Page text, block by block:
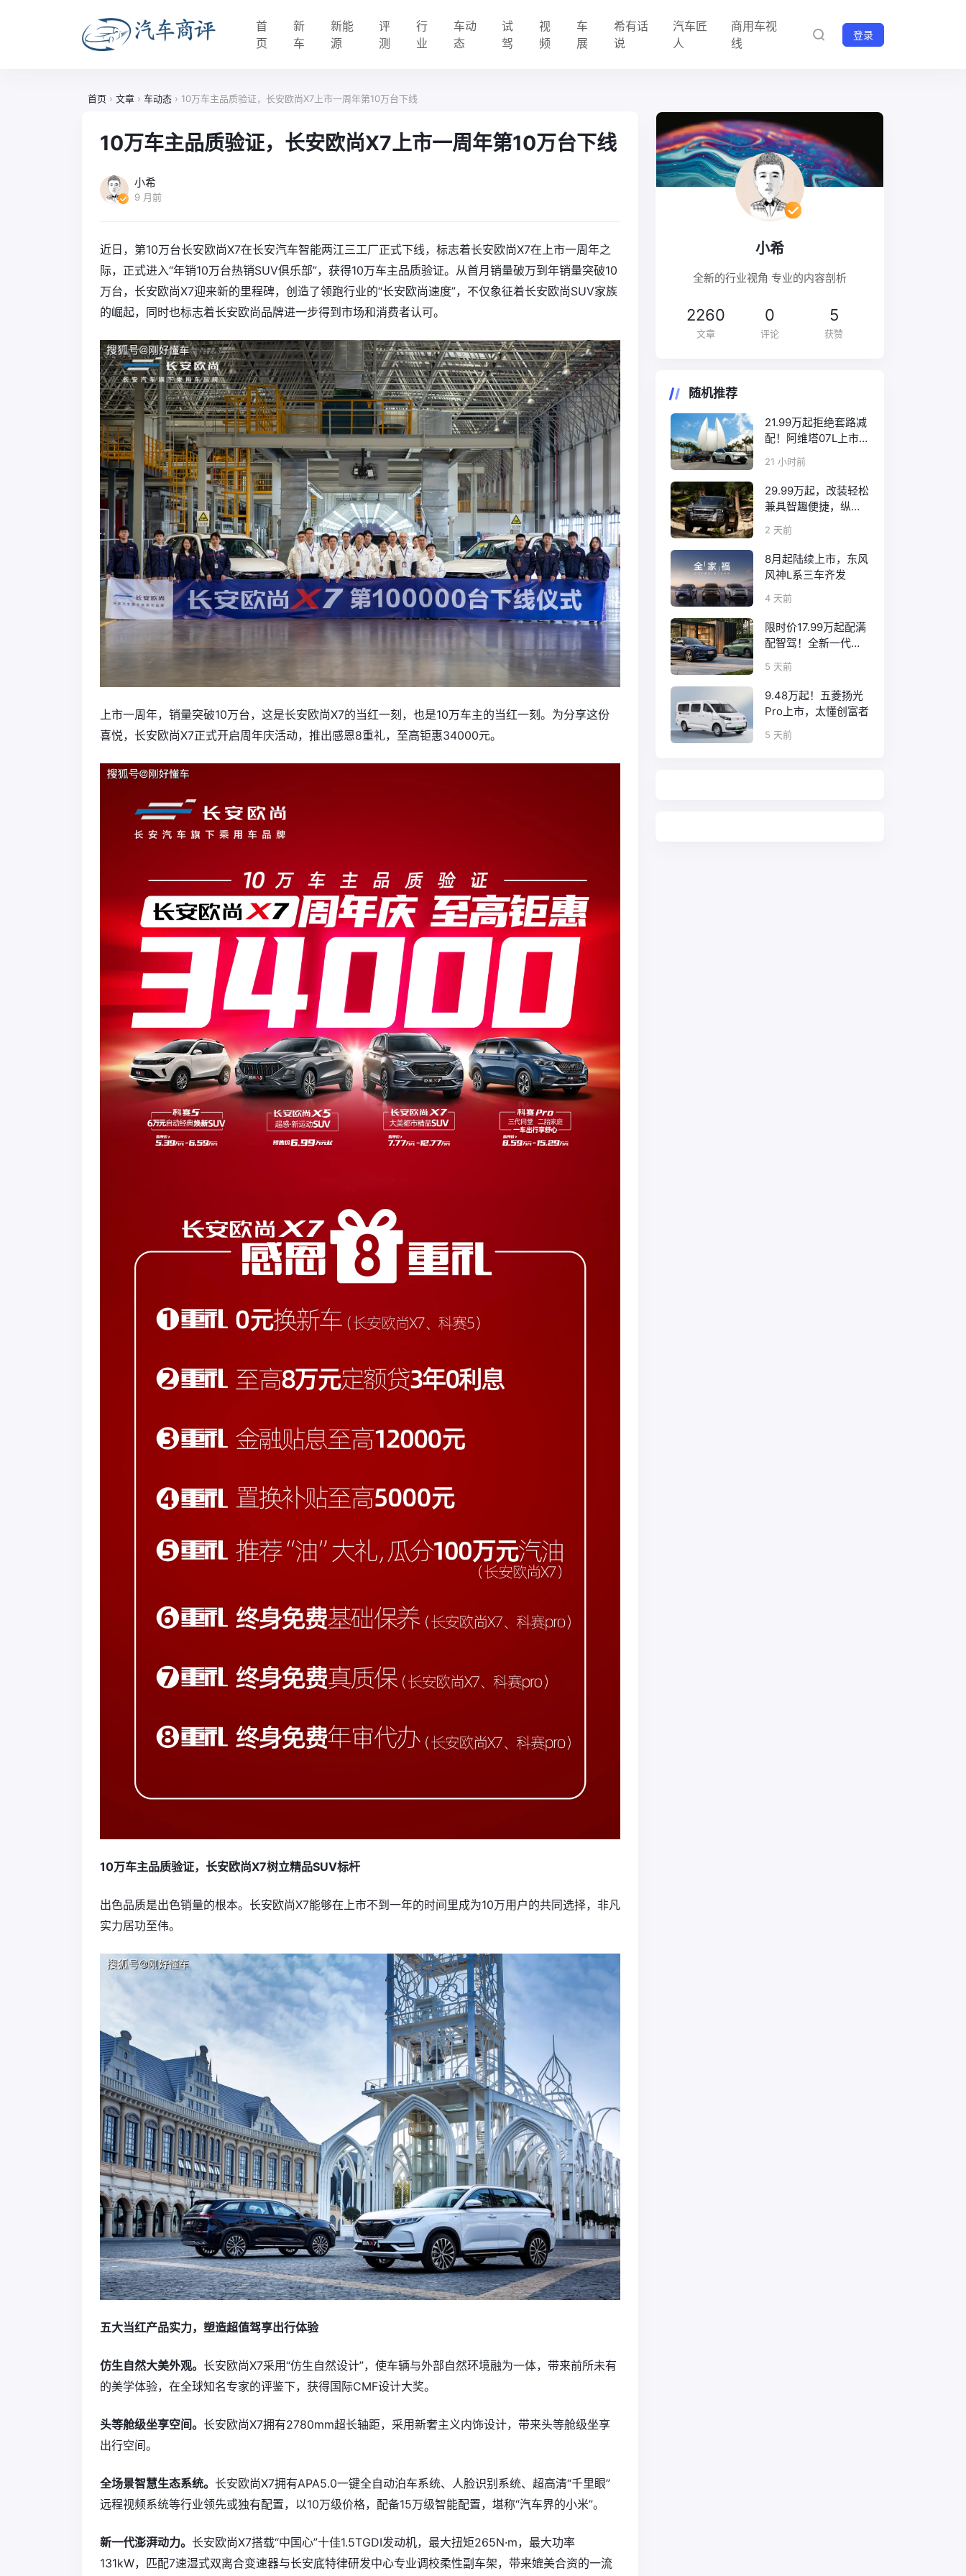
首
页
新
车
新能
源
评
测
行
业
车动
态
试
驾
视
频
车
展
希有话
说
汽车匠
人
商用车视
线
登录
首页 › 文章 › 车动态 › 10万车主品质验证，长安欧尚X7上市一周年第10万台下线
10万车主品质验证，长安欧尚X7上市一周年第10万台下线
小希
9 月前
近日，第10万台长安欧尚X7在长安汽车智能两江三工厂正式下线，标志着长安欧尚X7在上市一周年之
际，正式进入“年销10万台热销SUV俱乐部”，获得10万车主品质验证。从首月销量破万到年销量突破10
万台，长安欧尚X7迎来新的里程碑，创造了领跑行业的“长安欧尚速度”，不仅象征着长安欧尚SUV家族
的崛起，同时也标志着长安欧尚品牌进一步得到市场和消费者认可。
上市一周年，销量突破10万台，这是长安欧尚X7的当红一刻，也是10万车主的当红一刻。为分享这份
喜悦，长安欧尚X7正式开启周年庆活动，推出感恩8重礼，至高钜惠34000元。
10万车主品质验证，长安欧尚X7树立精品SUV标杆
出色品质是出色销量的根本。长安欧尚X7能够在上市不到一年的时间里成为10万用户的共同选择，非凡
实力居功至伟。
五大当红产品实力，塑造超值驾享出行体验
仿生自然大美外观。 长安欧尚X7采用“仿生自然设计”，使车辆与外部自然环境融为一体，带来前所未有
的美学体验，在全球知名专家的评鉴下，获得国际CMF设计大奖。
头等舱级坐享空间。 长安欧尚X7拥有2780mm超长轴距，采用新奢主义内饰设计，带来头等舱级坐享
出行空间。
全场景智慧生态系统。 长安欧尚X7拥有APA5.0一键全自动泊车系统、人脸识别系统、超高清“千里眼”
远程视频系统等行业领先或独有配置，以10万级价格，配备15万级智能配置，堪称“汽车界的小米”。
新一代澎湃动力。 长安欧尚X7搭载“中国心”十佳1.5TGDI发动机，最大扭矩265N·m，最大功率
131kW，匹配7速湿式双离合变速器与长安底特律研发中心专业调校柔性副车架，带来媲美合资的一流
小希
全新的行业视角 专业的内容剖析
2260
文章
0
评论
5
获赞
随机推荐
21.99万起拒绝套路减
配！阿维塔07L上市
诚意拉满
21 小时前
29.99万起，改装轻松
兼具智趣便捷，纵横
F700上市
2 天前
8月起陆续上市，东风
风神L系三车齐发
4 天前
限时价17.99万起配满
配智驾！全新一代天
工08正式上市
5 天前
9.48万起！五菱扬光
Pro上市，太懂创富者
5 天前